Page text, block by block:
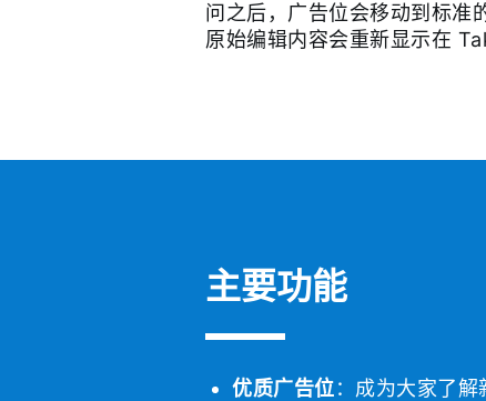
问之后，广告位会移动到标准
原始编辑内容会重新显示在
主要功能
优质广告位：成为大家了解